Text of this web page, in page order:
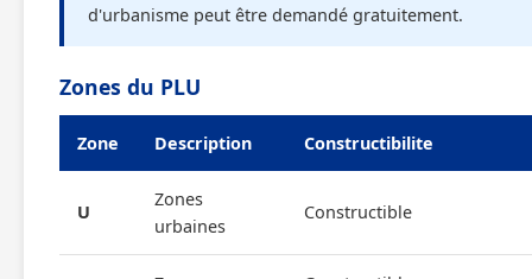
d'urbanisme peut être demandé gratuitement.
Zones du PLU
Zone Description Constructibilite
U
Zones
urbaines
Constructible